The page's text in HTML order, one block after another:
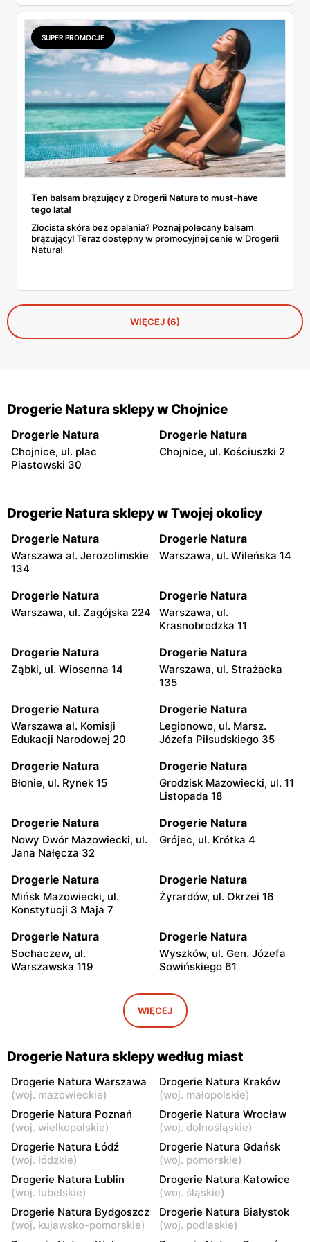
znajdziesz w naszym artykule. Przeczytaj!
SUPER PROMOCJE
Ten balsam brązujący z Drogerii Natura to must-have
tego lata!
Złocista skóra bez opalania? Poznaj polecany balsam
brązujący! Teraz dostępny w promocyjnej cenie w Drogerii
Natura!
WIĘCEJ (6)
Drogerie Natura sklepy w Chojnice
Drogerie Natura
Chojnice, ul. plac
Piastowski 30
Drogerie Natura
Chojnice, ul. Kościuszki 2
Drogerie Natura sklepy w Twojej okolicy
Drogerie Natura
Warszawa al. Jerozolimskie
134
Drogerie Natura
Warszawa, ul. Wileńska 14
Drogerie Natura
Warszawa, ul. Zagójska 224
Drogerie Natura
Warszawa, ul.
Krasnobrodzka 11
Drogerie Natura
Ząbki, ul. Wiosenna 14
Drogerie Natura
Warszawa, ul. Strażacka
135
Drogerie Natura
Warszawa al. Komisji
Edukacji Narodowej 20
Drogerie Natura
Legionowo, ul. Marsz.
Józefa Piłsudskiego 35
Drogerie Natura
Błonie, ul. Rynek 15
Drogerie Natura
Grodzisk Mazowiecki, ul. 11
Listopada 18
Drogerie Natura
Nowy Dwór Mazowiecki, ul.
Jana Nałęcza 32
Drogerie Natura
Grójec, ul. Krótka 4
Drogerie Natura
Mińsk Mazowiecki, ul.
Konstytucji 3 Maja 7
Drogerie Natura
Żyrardów, ul. Okrzei 16
Drogerie Natura
Sochaczew, ul.
Warszawska 119
Drogerie Natura
Wyszków, ul. Gen. Józefa
Sowińskiego 61
Sochaczew, ul. Pokoju 11
Drogerie Natura
Pułtusk, ul. Świętojańska 6
Garwolin, ul. Krótka 1 Garwolin, ul. Kościuszki 4
Drogerie Natura
Garwolin, ul. Sulbiny 3
Drogerie Natura
Płońsk, ul. Wyszogrodzka
59
Drogerie Natura
Skierniewice, ul. Mikołaja
Kopernika 5
Drogerie Natura
Rawa Mazowiecka al.
Konstytucji 3 Maja 22
Drogerie Natura
Nowe Miasto nad Pilicą, ul.
Tomaszowska 40
Drogerie Natura
Kozienice, ul. Warszawska
17
WIĘCEJ
Drogerie Natura sklepy według miast
Drogerie Natura Warszawa
(woj. mazowieckie)
Drogerie Natura Kraków
(woj. małopolskie)
Drogerie Natura Poznań
(woj. wielkopolskie)
Drogerie Natura Wrocław
(woj. dolnośląskie)
Drogerie Natura Łódź
(woj. łódzkie)
Drogerie Natura Gdańsk
(woj. pomorskie)
Drogerie Natura Lublin
(woj. lubelskie)
Drogerie Natura Katowice
(woj. śląskie)
Drogerie Natura Bydgoszcz
(woj. kujawsko-pomorskie)
Drogerie Natura Białystok
(woj. podlaskie)